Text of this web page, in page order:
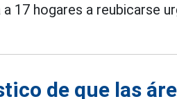
a 17 hogares a reubicarse
de que las